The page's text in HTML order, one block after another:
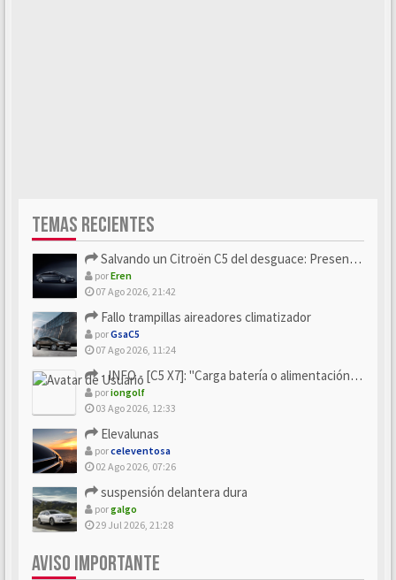
TEMAS RECIENTES
Salvando un Citroën C5 del desguace: Presentación y seguimiento
porEren
07 Ago 2026, 21:42
Fallo trampillas aireadores climatizador
porGsaC5
07 Ago 2026, 11:24
- INFO - [C5 X7]: "Carga batería o alimentación eléctri...
poriongolf
03 Ago 2026, 12:33
Elevalunas
porceleventosa
02 Ago 2026, 07:26
suspensión delantera dura
porgalgo
29 Jul 2026, 21:28
AVISO IMPORTANTE